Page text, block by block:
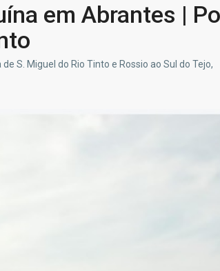
em Abrantes |
S. Miguel do Rio Tinto e Rossio ao Sul do Tejo,